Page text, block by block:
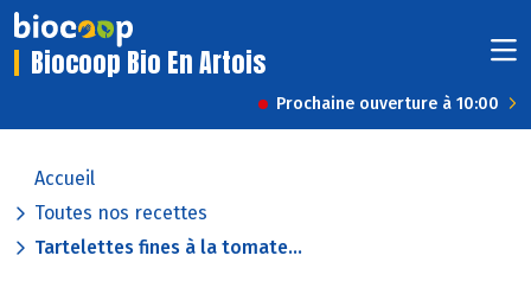
Biocoop Bio En Artois
Prochaine ouverture à 10:00
Accueil
Toutes nos recettes
Tartelettes fines à la tomate...